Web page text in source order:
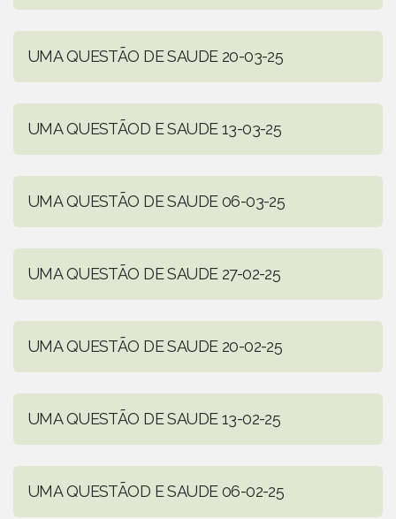
UMA QUESTÃO DE SAUDE 20-03-25
UMA QUESTÃOD E SAUDE 13-03-25
UMA QUESTÃO DE SAUDE 06-03-25
UMA QUESTÃO DE SAUDE 27-02-25
UMA QUESTÃO DE SAUDE 20-02-25
UMA QUESTÃO DE SAUDE 13-02-25
UMA QUESTÃOD E SAUDE 06-02-25